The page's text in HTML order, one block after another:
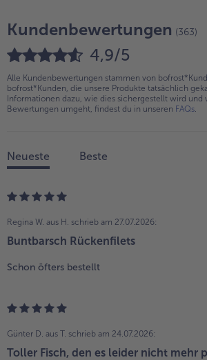
Kundenbewertungen (363)
4,9/5
Alle Kundenbewertungen stammen von
bofrost*Kunden, die unsere Produkte tatsächlich
Informationen dazu, wie dies sichergestellt wird
Bewertungen umgeht, findest du in unseren FAQs
Neueste Beste
Regina W. aus H. schrieb am 27.07.2026:
Buntbarsch Rückenfilets
Schon öfters bestellt
Günter D. aus T. schrieb am 24.07.2026:
Toller Fisch, den es leider nicht mehr